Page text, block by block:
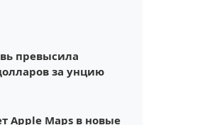
превысила
за унцию
Apple Maps в новые